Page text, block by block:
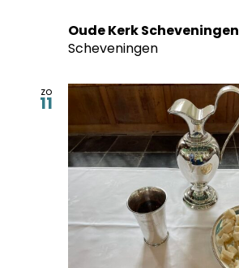
Oude Kerk Scheveningen
Scheveningen
zo
11